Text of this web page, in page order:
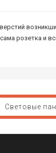
розетка и